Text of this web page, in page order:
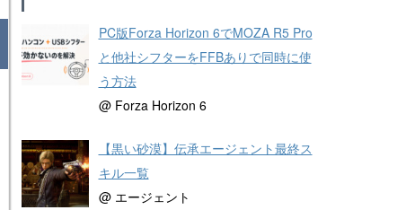
PC版Forza Horizon 6でMOZA R5 Pro
と他社シフターをFFBありで同時に使
う方法
@ Forza Horizon 6
【黒い砂漠】伝承エージェント最終ス
キル一覧
@ エージェント